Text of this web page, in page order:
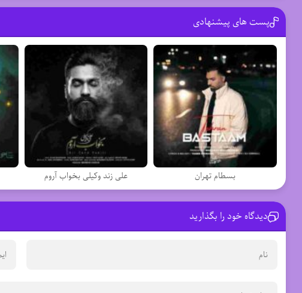
پست های پیشنهادی
بسطام تهران علی زند وکیلی بخواب آروم
دیدگاه خود را بگذارید